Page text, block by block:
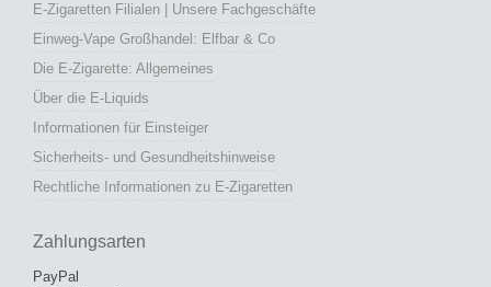
E-Zigaretten Filialen | Unsere Fachgeschäfte
Einweg-Vape Großhandel: Elfbar & Co
Die E-Zigarette: Allgemeines
Über die E-Liquids
Informationen für Einsteiger
Sicherheits- und Gesundheitshinweise
Rechtliche Informationen zu E-Zigaretten
Zahlungsarten
PayPal